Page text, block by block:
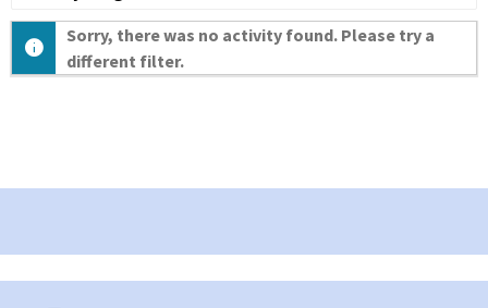
Activities
Sorry, there was no activity found. Please try a
different filter.